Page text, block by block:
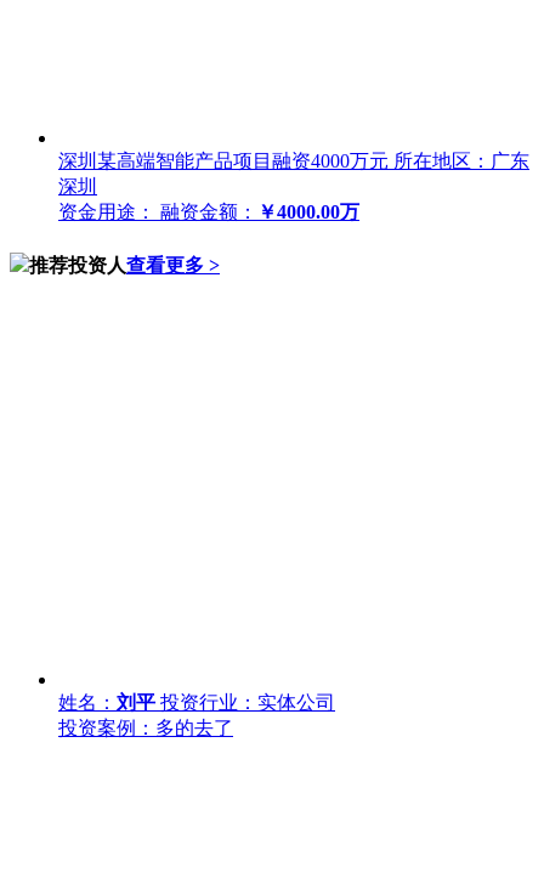
深圳某高端智能产品项目融资4000万元 所在地区：广东
深圳
资金用途：
融资金额： ￥4000.00万
推荐投资人查看更多 >
姓名： 刘平 投资行业：实体公司
投资案例：多的去了